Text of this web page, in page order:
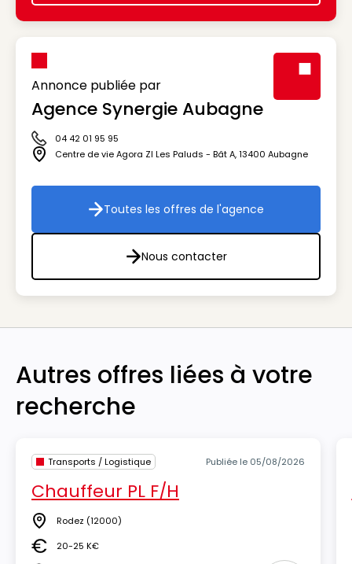
Annonce publiée par
Agence Synergie Aubagne
Icône téléphone
04 42 01 95 95
Icône adresse
Centre de vie Agora ZI Les Paluds - Bât A,13400 Aubagne
Toutes les offres de l'agence
Toutes les offres de l'agence
Nous contacter
Nous contacter
Autres offres liées à votre
recherche
Transports / Logistique Publiée le 05/08/2026
Chauffeur PL F/H
Lieu Rodez (12000)
Salaire20-25 K€